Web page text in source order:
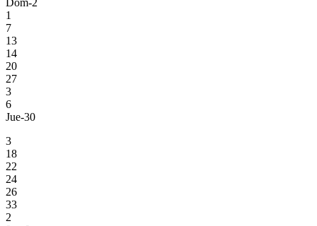
1
7
13
14
20
27
3
6
Jue-30
3
18
22
24
26
33
2